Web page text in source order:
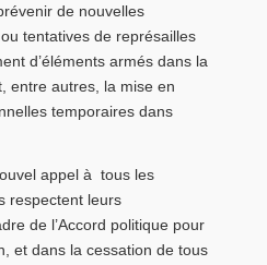
de nouvelles
tentatives de représailles
d’éléments armés dans la
entre autres, la mise en
temporaires dans
appel à tous les
respectent leurs
de l’Accord politique pour
et dans la cessation de tous